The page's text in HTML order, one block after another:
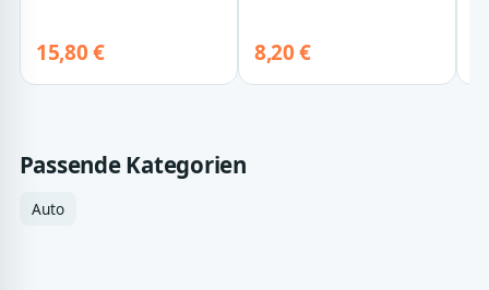
15,80 € 8,20 €
Passende Kategorien
Auto